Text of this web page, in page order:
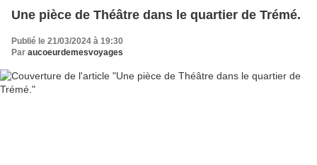
Une pièce de Théâtre dans le quartier de Trémé.
Publié le 21/03/2024 à 19:30
Par aucoeurdemesvoyages